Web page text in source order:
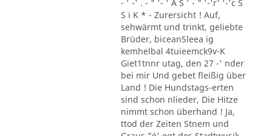
- ' -' . - " '- ' A S ' - " '-'r' '-'c S
S i K * - Zurersicht ! Auf,
sehwärmt und trinkt, geliebte
Brüder, bicean5leea ig
kemhelbal 4tuieemck9v-K
Giet1tnnr utag, den 27 -' nder
bei mir Und gebet fleißig über
Land ! Die Hundstags-erten
sind schon nlieder, Die Hitze
nimmt schon überhand ! Ja,
ttod der Zeiten Stnem und